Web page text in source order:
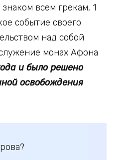
всем грекам, 1
событие своего
над собой
монах Афона
и было решено
освобождения